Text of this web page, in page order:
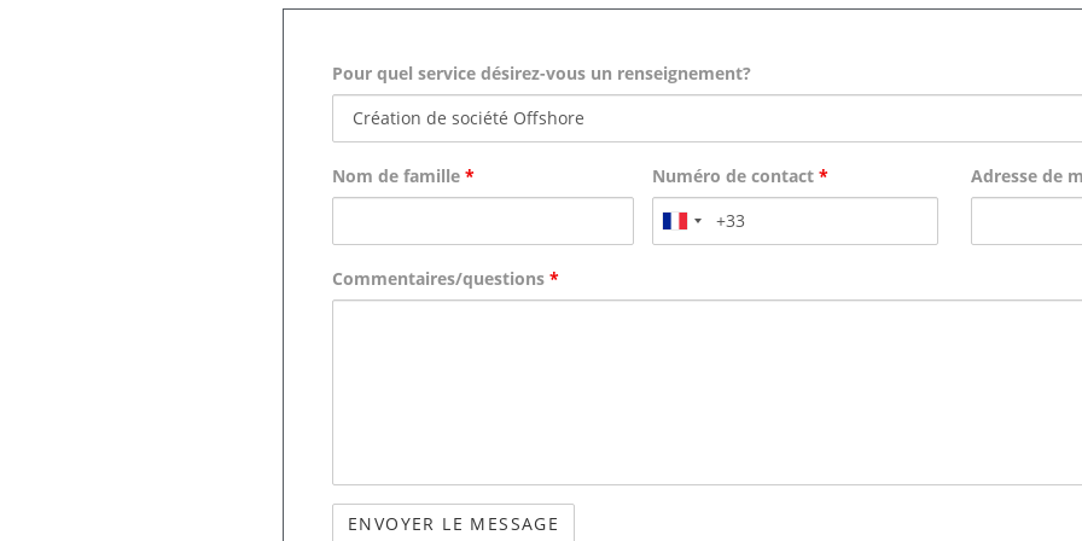
Pour quel service désirez-vous un renseignement?
Nom de famille * Numéro de contact * Adresse de
Commentaires/questions *